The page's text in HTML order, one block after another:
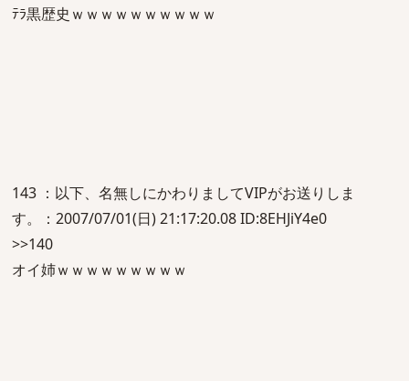
ﾃﾗ黒歴史ｗｗｗｗｗｗｗｗｗｗ
143 ：以下、名無しにかわりましてVIPがお送りしま
す。：2007/07/01(日) 21:17:20.08 ID:8EHJiY4e0
>>140
オイ姉ｗｗｗｗｗｗｗｗｗ